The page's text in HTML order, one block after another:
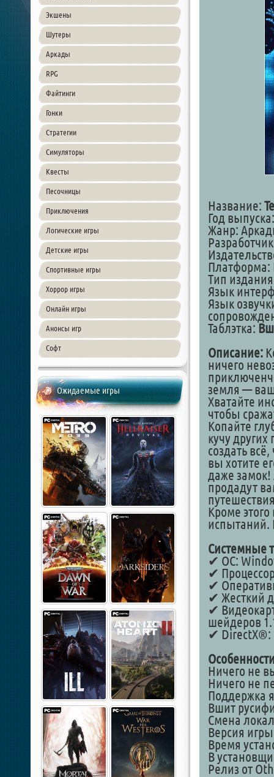
Экшены
Шутеры
Аркады
RPG
Файтинги
Гонки
Стратегии
Симуляторы
Квесты
Песочницы
Приключения
Логические игры
Детские игры
Спортивные игры
Хоррор игры
Онлайн игры
Анонсы игр
Софт
Ожидаемые игры
Название:
Год
Жанр:
Платформа:
Тип
Язык
Язык
Таблэтка:
Описание:
ничего
земля —
Хватайте
чтобы
Копайте
кучу
создать
вы хотите
даже
продадут
Кроме
испытаний.
Системные
✔ ОС:
✔
✔
✔ Жесткий
✔
шейдеров
✔ DirectX®:
Ничего не
Ничего не
Поддержка
Вшит
Смена
Версия
Время
В
Релиз от